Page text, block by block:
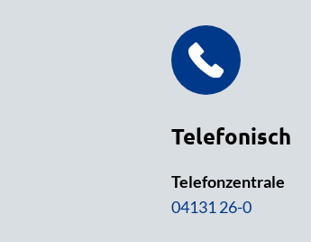
Telefonisch
Telefonzentrale
04131 26-0